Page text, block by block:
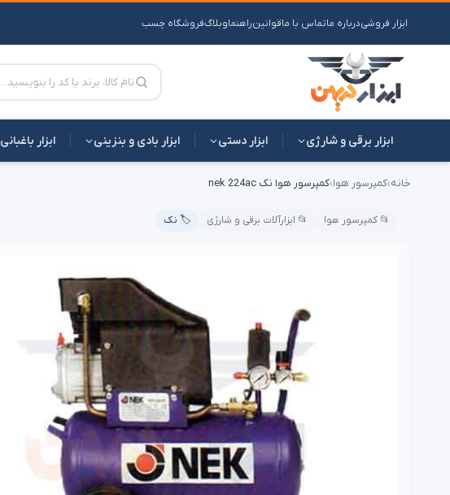
ابزار فروشیدرباره ماتماس با ماقوانینراهنماوبلاگفروشگاه چسب
ابزار برقی و شارژی ابزار دستی ابزار بادی و بنزینی ابزار باغبانی
خانه›کمپرسور هوا›کمپرسور هوا نک nek 224ac
📂 کمپرسور هوا 📂 ابزارآلات برقی و شارژی 🏷️ نک